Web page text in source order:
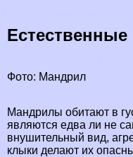
Фото: Maндрил
Maндрилы обитают в
являются едва ли не
внушительный вид,
клыки делают их